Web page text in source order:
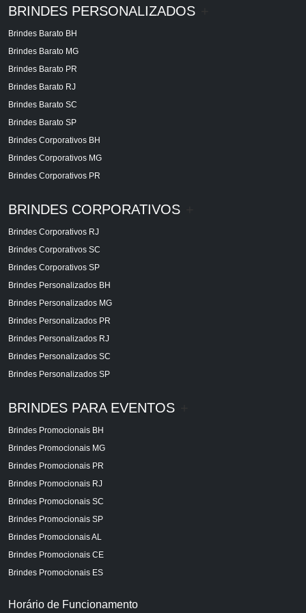
BRINDES PERSONALIZADOS
Brindes Barato BH
Brindes Barato MG
Brindes Barato PR
Brindes Barato RJ
Brindes Barato SC
Brindes Barato SP
Brindes Corporativos BH
Brindes Corporativos MG
Brindes Corporativos PR
BRINDES CORPORATIVOS
Brindes Corporativos RJ
Brindes Corporativos SC
Brindes Corporativos SP
Brindes Personalizados BH
Brindes Personalizados MG
Brindes Personalizados PR
Brindes Personalizados RJ
Brindes Personalizados SC
Brindes Personalizados SP
BRINDES PARA EVENTOS
Brindes Promocionais BH
Brindes Promocionais MG
Brindes Promocionais PR
Brindes Promocionais RJ
Brindes Promocionais SC
Brindes Promocionais SP
Brindes Promocionais AL
Brindes Promocionais CE
Brindes Promocionais ES
Horário de Funcionamento